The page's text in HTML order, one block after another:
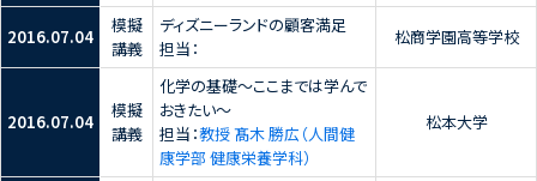
2016.07.04
模擬
講義
ディズニーランドの顧客満足
担当：
松商学園高等学校
2016.07.04
模擬
講義
化学の基礎～ここまでは学んで
おきたい～
担当：教授 髙木 勝広（人間健
康学部 健康栄養学科）
松本大学